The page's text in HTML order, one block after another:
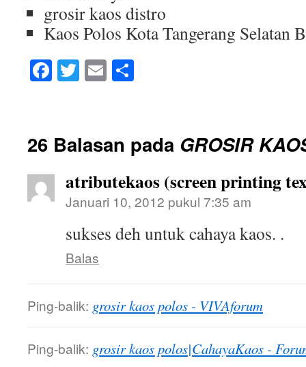
grosir kaos distro
Kaos Polos Kota Tangerang Selatan
Facebook
Twitter
Email
26 Balasan pada GROSIR
atributekaos (screen printing
Januari 10, 2012 pukul 7:35 am
sukses deh untuk cahaya kaos. .
Balas
Ping-balik: grosir kaos polos - VIVAforum
Ping-balik: grosir kaos polos|CahayaKaos -